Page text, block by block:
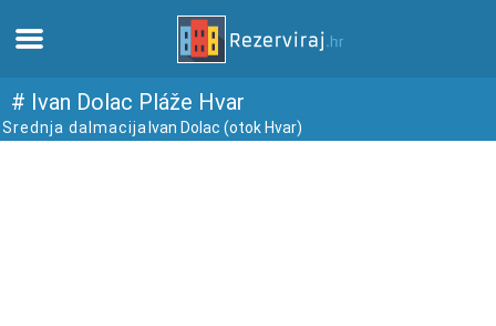
Domov
# Ivan Dolac Pláže Hvar
Srednja dalmacija Ivan Dolac (otok Hvar)